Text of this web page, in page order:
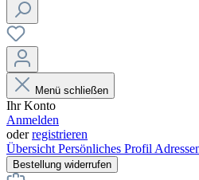
Menü schließen
Ihr Konto
Anmelden
oderregistrieren
Übersicht Persönliches Profil
Bestellung widerrufen